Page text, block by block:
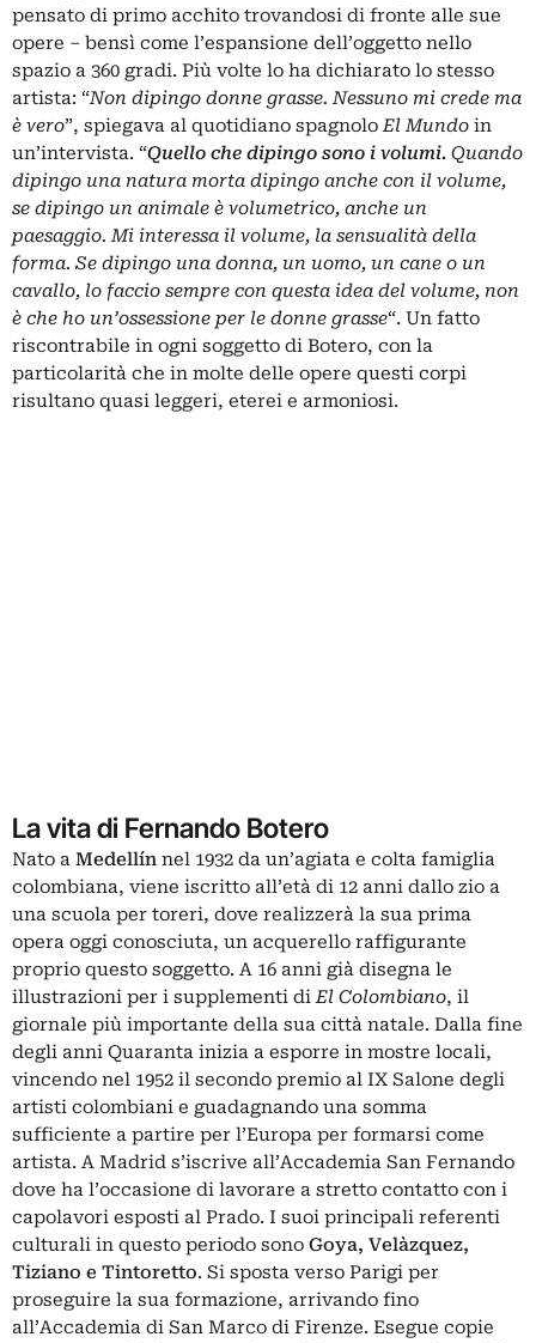
pensato di primo acchito trovandosi di fronte alle sue
opere – bensì come l’espansione dell’oggetto nello
spazio a 360 gradi. Più volte lo ha dichiarato lo stesso
artista: “Non dipingo donne grasse. Nessuno mi crede ma
è vero”, spiegava al quotidiano spagnoloEl Mundo in
un’intervista. “Quello che dipingo sono i volumi. Quando
dipingo una natura morta dipingo anche con il volume,
se dipingo un animale è volumetrico, anche un
paesaggio. Mi interessa il volume, la sensualità della
forma. Se dipingo una donna, un uomo, un cane o un
cavallo, lo faccio sempre con questa idea del volume, non
è che ho un’ossessione per le donne grasse“. Un fatto
riscontrabile in ogni soggetto di Botero, con la
particolarità che in molte delle opere questi corpi
risultano quasi leggeri, eterei e armoniosi.
La vita di Fernando Botero
Nato a Medellín nel 1932 da un’agiata e colta famiglia
colombiana, viene iscritto all’età di 12 anni dallo zio a
una scuola per toreri, dove realizzerà la sua prima
opera oggi conosciuta, un acquerello raffigurante
proprio questo soggetto. A 16 anni già disegna le
illustrazioni per i supplementi diEl Colombiano, il
giornale più importante della sua città natale. Dalla fine
degli anni Quaranta inizia a esporre in mostre locali,
vincendo nel 1952 il secondo premio al IX Salone degli
artisti colombiani e guadagnando una somma
sufficiente a partire per l’Europa per formarsi come
artista. A Madrid s’iscrive all’Accademia San Fernando
dove ha l’occasione di lavorare a stretto contatto con i
capolavori esposti al Prado. I suoi principali referenti
culturali in questo periodo sono Goya, Velàzquez,
Tiziano e Tintoretto. Si sposta verso Parigi per
proseguire la sua formazione, arrivando fino
all’Accademia di San Marco di Firenze. Esegue copie